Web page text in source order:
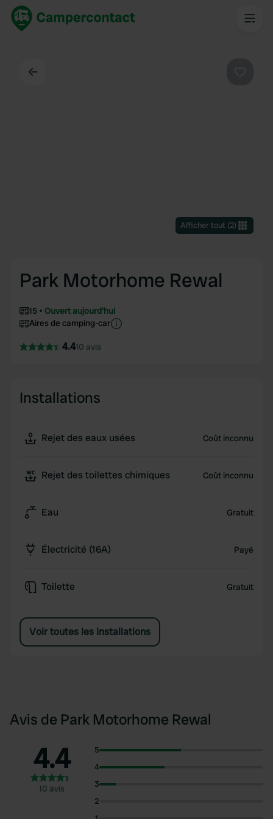
Afficher tout(2)
Park Motorhome Rewal
15
Ouvert aujourd'hui
Aires de camping-car
4.410 avis
Installations
Rejet des eaux usées Coût inconnu
Rejet des toilettes chimiques Coût inconnu
Eau Gratuit
Électricité (16A) Payé
Toilette Gratuit
Voir toutes les installations
Avis de Park Motorhome Rewal
4.4
10 avis
5
4
3
2